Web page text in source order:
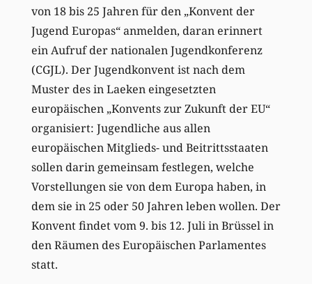
von 18 bis 25 Jahren für den „Konvent der
Jugend Europas“ anmelden, daran erinnert
ein Aufruf der nationalen Jugendkonferenz
(CGJL). Der Jugendkonvent ist nach dem
Muster des in Laeken eingesetzten
europäischen „Konvents zur Zukunft der EU“
organisiert: Jugendliche aus allen
europäischen Mitglieds- und Beitrittsstaaten
sollen darin gemeinsam festlegen, welche
Vorstellungen sie von dem Europa haben, in
dem sie in 25 oder 50 Jahren leben wollen. Der
Konvent findet vom 9. bis 12. Juli in Brüssel in
den Räumen des Europäischen Parlamentes
statt.